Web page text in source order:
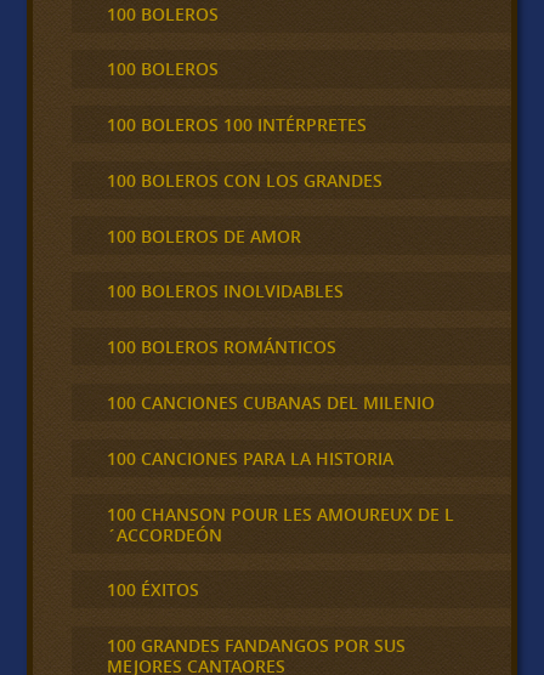
100 BOLEROS
100 BOLEROS
100 BOLEROS 100 INTÉRPRETES
100 BOLEROS CON LOS GRANDES
100 BOLEROS DE AMOR
100 BOLEROS INOLVIDABLES
100 BOLEROS ROMÁNTICOS
100 CANCIONES CUBANAS DEL MILENIO
100 CANCIONES PARA LA HISTORIA
100 CHANSON POUR LES AMOUREUX DE L
´ACCORDEÓN
100 ÉXITOS
100 GRANDES FANDANGOS POR SUS
MEJORES CANTAORES